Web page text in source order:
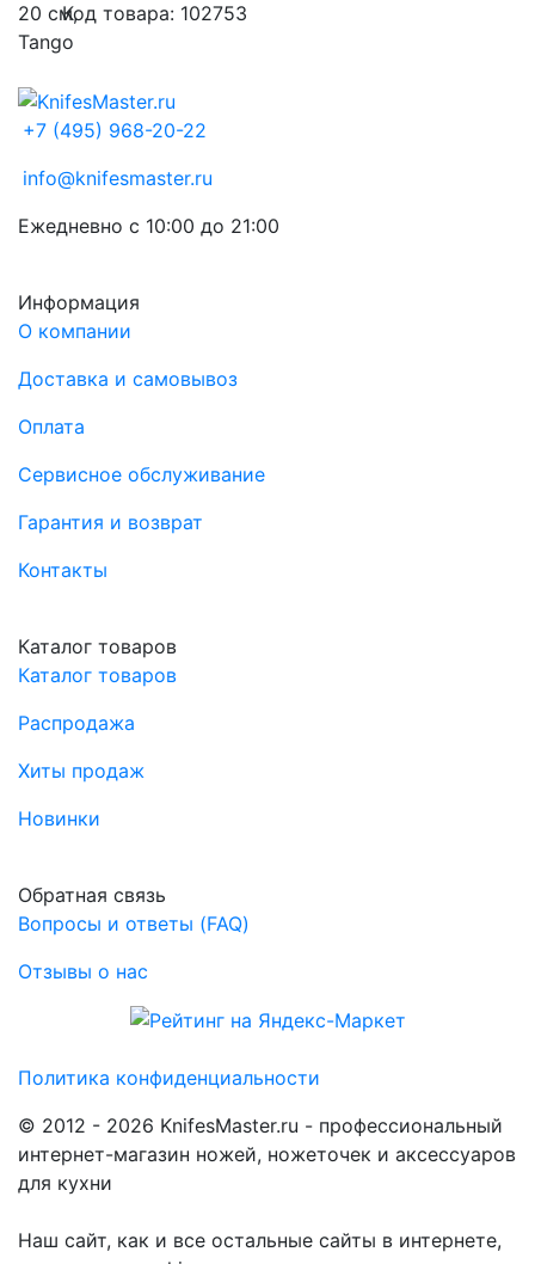
Код товара: 102753
+7 (495) 968-20-22
info@knifesmaster.ru
Ежедневно с 10:00 до 21:00
Информация
О компании
Доставка и самовывоз
Оплата
Сервисное обслуживание
Гарантия и возврат
Контакты
Каталог товаров
Каталог товаров
Распродажа
Хиты продаж
Новинки
Обратная связь
Вопросы и ответы (FAQ)
Отзывы о нас
Политика конфиденциальности
© 2012 - 2026 KnifesMaster.ru - профессиональный
интернет-магазин ножей, ножеточек и аксессуаров
для кухни
Наш сайт, как и все остальные сайты в интернете,